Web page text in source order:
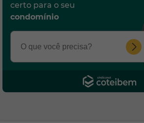
certo para o seu
condomínio